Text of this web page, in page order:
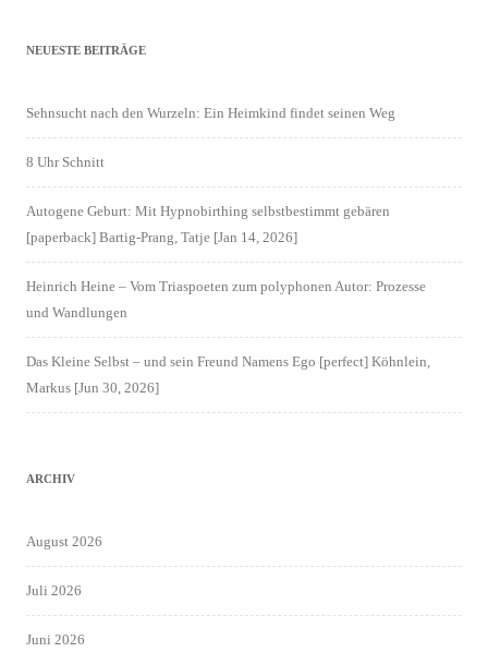
NEUESTE BEITRÄGE
Sehnsucht nach den Wurzeln: Ein Heimkind findet seinen Weg
8 Uhr Schnitt
Autogene Geburt: Mit Hypnobirthing selbstbestimmt gebären
[paperback] Bartig-Prang, Tatje [Jan 14, 2026]
Heinrich Heine – Vom Triaspoeten zum polyphonen Autor: Prozesse
und Wandlungen
Das Kleine Selbst – und sein Freund Namens Ego [perfect] Köhnlein,
Markus [Jun 30, 2026]
ARCHIV
August 2026
Juli 2026
Juni 2026